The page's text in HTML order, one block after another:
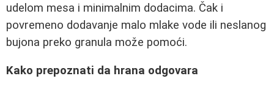
udelom mesa i minimalnim dodacima. Čak i
povremeno dodavanje malo mlake vode ili neslanog
bujona preko granula može pomoći.
Kako prepoznati da hrana odgovara